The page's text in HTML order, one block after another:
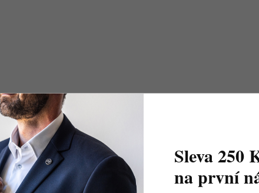
Sleva 250
na první